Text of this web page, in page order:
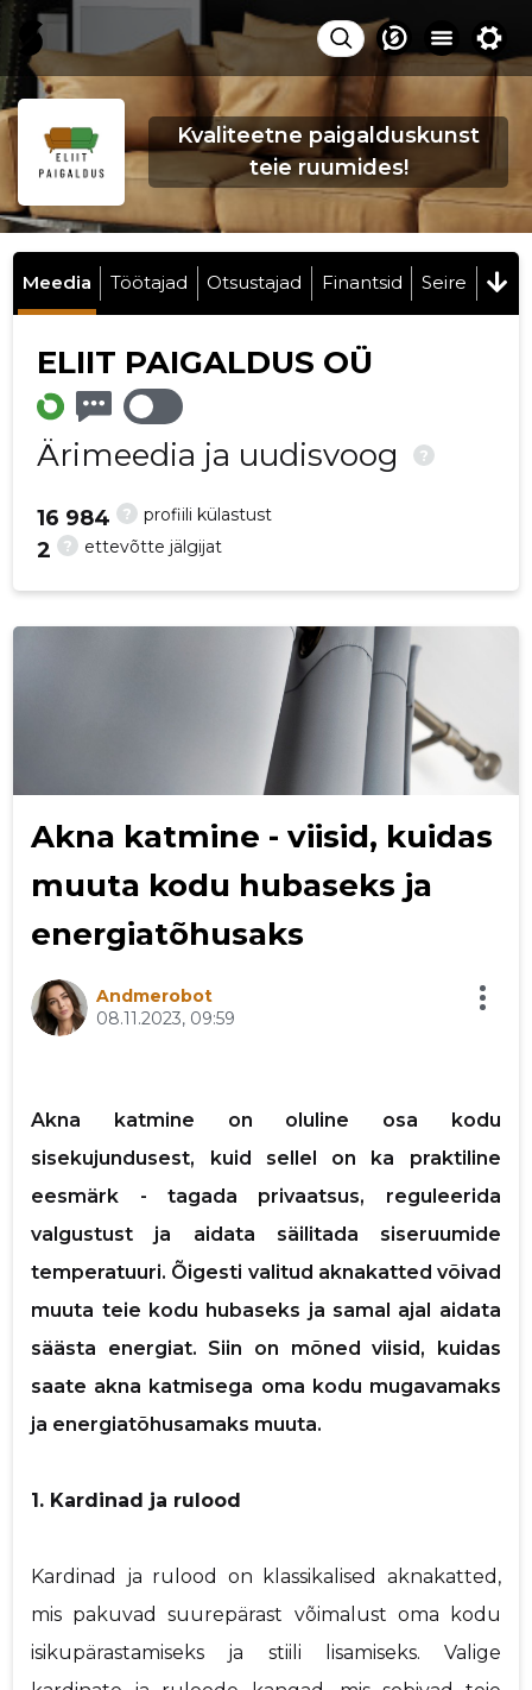
Kvaliteetne paigalduskunst
teie ruumides!
Meedia Töötajad Otsustajad Finantsid Seire
ELIIT PAIGALDUS OÜ
Ärimeedia ja uudisvoog ?
? profiili külastust
16 984
? ettevõtte jälgijat
2
Akna katmine - viisid, kuidas
muuta kodu hubaseks ja
energiatõhusaks
Andmerobot
08.11.2023, 09:59
Akna katmine on oluline osa kodu
sisekujundusest, kuid sellel on ka praktiline
eesmärk - tagada privaatsus, reguleerida
valgustust ja aidata säilitada siseruumide
temperatuuri. Õigesti valitud aknakatted võivad
muuta teie kodu hubaseks ja samal ajal aidata
säästa energiat. Siin on mõned viisid, kuidas
saate akna katmisega oma kodu mugavamaks
ja energiatõhusamaks muuta.
1. Kardinad ja rulood
Kardinad ja rulood on klassikalised aknakatted,
mis pakuvad suurepärast võimalust oma kodu
isikupärastamiseks ja stiili lisamiseks. Valige
Saaja e-mail